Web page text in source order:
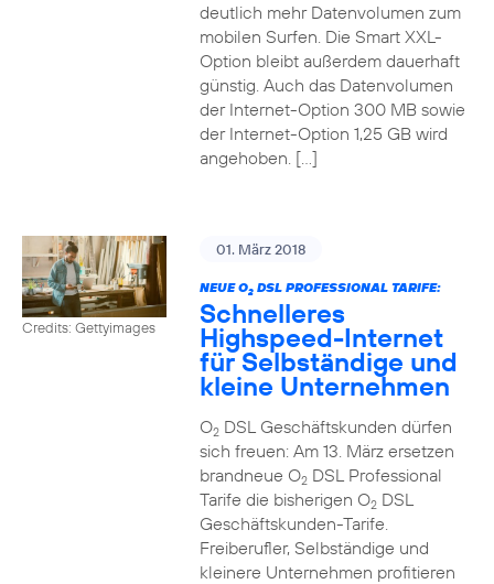
deutlich mehr Datenvolumen zum
mobilen Surfen. Die Smart XXL-
Option bleibt außerdem dauerhaft
günstig. Auch das Datenvolumen
der Internet-Option 300 MB sowie
der Internet-Option 1,25 GB wird
angehoben. […]
Credits: Gettyimages
01. März 2018
NEUE O2DSL PROFESSIONAL TARIFE:
Schnelleres
Highspeed-Internet
für Selbständige und
kleine Unternehmen
O2DSL Geschäftskunden dürfen
sich freuen: Am 13. März ersetzen
brandneue O2DSL Professional
Tarife die bisherigen O2DSL
Geschäftskunden-Tarife.
Freiberufler, Selbständige und
kleinere Unternehmen profitieren